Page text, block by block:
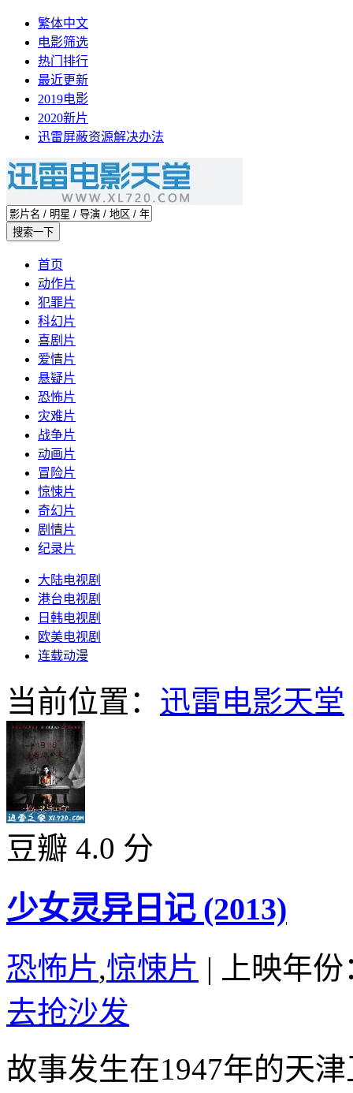
繁体中文
电影筛选
热门排行
最近更新
2019电影
2020新片
迅雷屏蔽资源解决办法
首页
动作片
犯罪片
科幻片
喜剧片
爱情片
悬疑片
恐怖片
灾难片
战争片
动画片
冒险片
惊悚片
奇幻片
剧情片
纪录片
大陆电视剧
港台电视剧
日韩电视剧
欧美电视剧
连载动漫
当前位置： 迅雷电影天堂
豆瓣 4.0 分
少女灵异日记 (2013)
恐怖片,惊悚片 |
上映年
去抢沙发
故事发生在1947年的天